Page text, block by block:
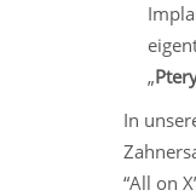
„
In
“All on